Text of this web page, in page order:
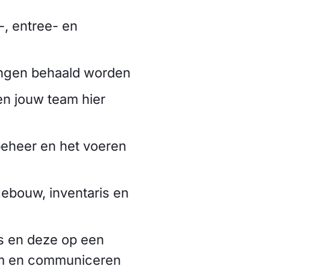
, entree- en
behaald worden
jouw team hier
en het voeren
inventaris en
en deze op een
en communiceren